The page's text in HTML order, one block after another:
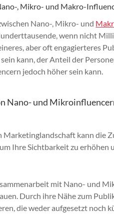
, Mikro- und Makro-
Nano-, Mikro- und
wenn nicht
aber oft engagierteres
kann, der Anteil der
jedoch höher sein kann.
Nano- und
Marketinglandschaft kann die
Ihre Sichtbarkeit zu erhöhen
mit Nano- und
Durch ihre Nähe zum
die weder aufgesetzt noch